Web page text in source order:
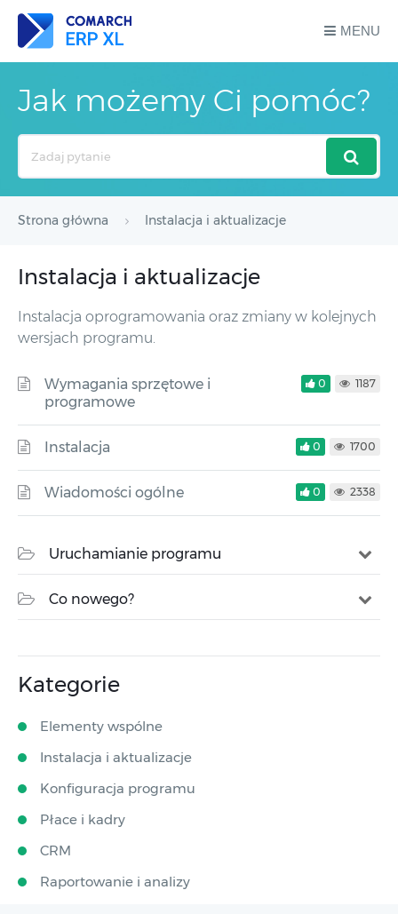
MENU
Jak możemy Ci pomóc?
Strona główna Instalacja i aktualizacje
Instalacja i aktualizacje
Instalacja oprogramowania oraz zmiany w kolejnych
wersjach programu.
Wymagania sprzętowe i
programowe
0 1187
Instalacja 0 1700
Wiadomości ogólne 0 2338
Uruchamianie programu
Co nowego?
Kategorie
Elementy wspólne
Instalacja i aktualizacje
Konfiguracja programu
Płace i kadry
CRM
Raportowanie i analizy